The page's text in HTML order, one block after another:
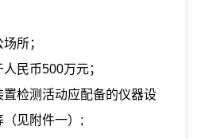
所；
民币500万元；
置检测活动应配备的仪器设
见附件一）;